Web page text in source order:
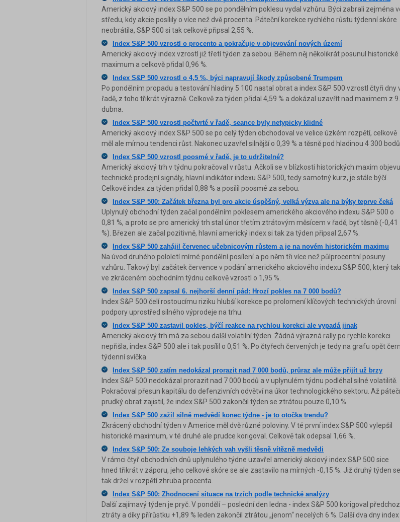
Americký akciový index S&P 500 se po pondělním poklesu vydal vzhůru. Býci zabrali zejména
středu, kdy akcie posílily o více než dvě procenta. Páteční korekce rychlého růstu týdenní skóre
neobrátila, S&P 500 si tak celkově připsal 2,55 %.
Index S&P 500 vzrostl o procento a pokračuje v objevování nových území
Americký akciový index vzrostl již třetí týden za sebou. Během něj několikrát posunul historické
maximum a celkově přidal 0,96 %.
Index S&P 500 vzrostl o 4,5 %, býci napravují škody způsobené Trumpem
Po pondělním propadu a testování hladiny 5 100 nastal obrat a index S&P 500 vzrostl čtyři dny
řadě, z toho třikrát výrazně. Celkově za týden přidal 4,59 % a dokázal uzavřít nad maximem z 9.
dubna.
Index S&P 500 vzrostl počtvrté v řadě, seance byly netypicky klidné
Americký akciový index S&P 500 se po celý týden obchodoval ve velice úzkém rozpětí, celkově
měl ale mírnou tendenci růst. Nakonec uzavřel silnější o 0,39 % a těsně pod hladinou 4 300
Index S&P 500 vzrostl poosmé v řadě, je to udržitelné?
Americký akciový trh v týdnu pokračoval v růstu. Ačkoli se v blízkosti historických maxim
technické prodejní signály, hlavní indikátor indexu S&P 500, tedy samotný kurz, je stále býčí.
Celkově index za týden přidal 0,88 % a posílil poosmé za sebou.
Index S&P 500: Začátek března byl pro akcie úspěšný, velká výzva ale na býky teprve čeká
Uplynulý obchodní týden začal pondělním poklesem amerického akciového indexu S&P 500 o
0,81 %, a proto se pro americký trh stal únor třetím ztrátovým měsícem v řadě, byť těsně (-0,41
%). Březen ale začal pozitivně, hlavní americký index si tak za týden připsal 2,67 %.
Index S&P 500 zahájil červenec učebnicovým růstem a je na novém historickém maximu
Na úvod druhého pololetí mírné pondělní posílení a po něm tři více než půlprocentní posuny
vzhůru. Takový byl začátek července v podání amerického akciového indexu S&P 500, který tak
ve zkráceném obchodním týdnu celkově vzrostl o 1,95 %.
Index S&P 500 zapsal 6. nejhorší denní pád: Hrozí pokles na 7 000 bodů?
Index S&P 500 čelí rostoucímu riziku hlubší korekce po prolomení klíčových technických úrovní
podpory uprostřed silného výprodeje na trhu.
Index S&P 500 zastavil pokles, býčí reakce na rychlou korekci ale vypadá jinak
Americký akciový trh má za sebou další volatilní týden. Žádná výrazná rally po rychle korekci
nepřišla, index S&P 500 ale i tak posílil o 0,51 %. Po čtyřech červených je tedy na grafu opět
týdenní svíčka.
Index S&P 500 zatím nedokázal prorazit nad 7 000 bodů, průraz ale může přijít už brzy
Index S&P 500 nedokázal prorazit nad 7 000 bodů a v uplynulém týdnu podléhal silné volatilitě.
Pokračoval přesun kapitálu do defenzivních odvětví na úkor technologického sektoru. Až
prudký obrat zajistil, že index S&P 500 zakončil týden se ztrátou pouze 0,10 %.
Index S&P 500 zažil silně medvědí konec týdne - je to otočka trendu?
Zkrácený obchodní týden v Americe měl dvě různé poloviny. V té první index S&P 500 vylepšil
historické maximum, v té druhé ale prudce korigoval. Celkově tak odepsal 1,66 %.
Index S&P 500: Ze souboje lehkých vah vyšli těsně vítězně medvědi
V rámci čtyř obchodních dnů uplynulého týdne uzavřel americký akciový index S&P 500 sice
hned třikrát v záporu, jeho celkové skóre se ale zastavilo na mírných -0,15 %. Již druhý týden se
tak držel v rozpětí zhruba procenta.
Index S&P 500: Zhodnocení situace na trzích podle technické analýzy
Další zajímavý týden je pryč. V pondělí – poslední den ledna - index S&P 500 korigoval
ztráty a díky přírůstku +1,89 % leden zakončil ztrátou „jenom“ necelých 6 %. Další dva dny index